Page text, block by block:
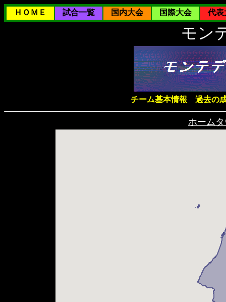
ＨＯＭＥ 試合一覧 国内大会 国際大会 代表
モン
チーム基本情報 過去の
ホーム